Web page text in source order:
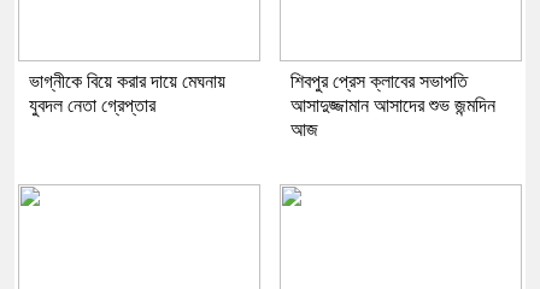
ভাগ্নীকে বিয়ে করার দায়ে মেঘনায়
যুবদল নেতা গ্রেপ্তার
শিবপুর প্রেস ক্লাবের সভাপতি
আসাদুজ্জামান আসাদের শুভ জন্মদিন
আজ